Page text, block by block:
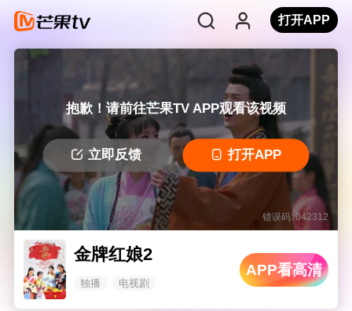
打开APP
抱歉！请前往芒果TV APP观看该视频
立即反馈 打开APP
错误码: 042312
金牌红娘2
独播 电视剧
APP看高清